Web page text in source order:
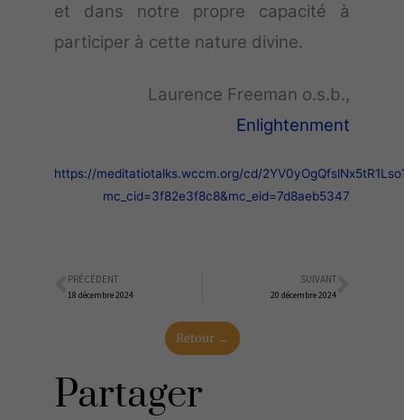
et dans notre propre capacité à
participer à cette nature divine.
Laurence Freeman o.s.b.,
Enlightenment
https://meditatiotalks.wccm.org/cd/
mc_cid=3f82e3f8c8&mc_eid=7d8aeb5347
Précédent
PRÉCÉDENT
18 décembre 2024
SUIVANT
20 décembre 2024
Retour →
Partager